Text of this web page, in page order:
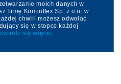
moich danych w
firmę Kominflex Sp. z o.o. w
chwili możesz odwołać
się w stopce każdej
się więcej.